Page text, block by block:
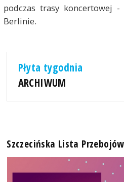
podczas trasy koncertowej
Berlinie.
Płyta tygodnia
ARCHIWUM
Szczecińska Lista Przebojów